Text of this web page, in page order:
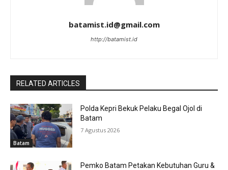
batamist.id@gmail.com
http://batamist.id
RELATED ARTICLES
Batam
Polda Kepri Bekuk Pelaku Begal Ojol di
Batam
7 Agustus 2026
Pemko Batam Petakan Kebutuhan Guru &